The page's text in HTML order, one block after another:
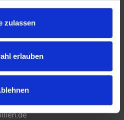
zulassen
erlauben